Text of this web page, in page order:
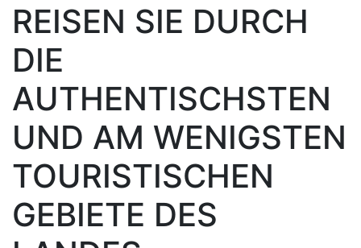
REISEN SIE DURCH
DIE
AUTHENTISCHSTEN
UND AM WENIGSTEN
TOURISTISCHEN
GEBIETE DES